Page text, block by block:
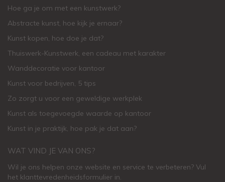
Hoe ga je om met een kunstwerk?
Abstracte kunst, hoe kijk je ernaar?
Kunst kopen, hoe doe je dat?
Thuiswerk-Kunstwerk, een cadeau met karakter
Wanddecoratie voor kantoor
Kunst voor bedrijven, 5 tips
Zo zorgt u voor een geweldige werkplek
Kunst als toegevoegde waarde op kantoor
Kunst in je praktijk, hoe pak je dat aan?
WAT VIND JE VAN ONS?
Wil je ons helpen onze website en service te verbeteren? Vul
het klanttevredenheidsformulier in.